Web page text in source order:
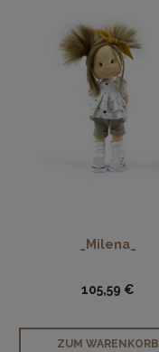
_Milena_
105,59 €
ZUM WARENKORB